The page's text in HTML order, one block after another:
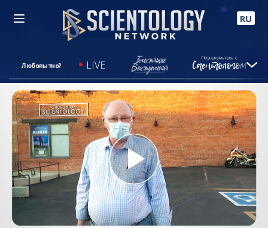
RU
Любопытно? LIVE
Play
Video